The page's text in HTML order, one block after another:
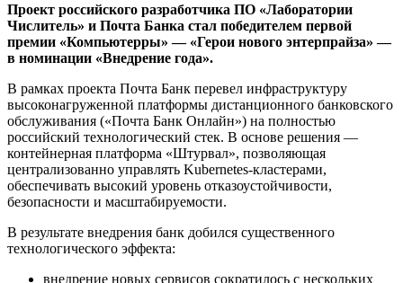
Проект российского разработчика ПО «Лаборатории
Числитель» и Почта Банка стал победителем первой
премии «Компьютерры» — «Герои нового энтерпрайза» —
в номинации «Внедрение года».
В рамках проекта Почта Банк перевел инфраструктуру
высоконагруженной платформы дистанционного банковского
обслуживания («Почта Банк Онлайн») на полностью
российский технологический стек. В основе решения —
контейнерная платформа «Штурвал», позволяющая
централизованно управлять Kubernetes-кластерами,
обеспечивать высокий уровень отказоустойчивости,
безопасности и масштабируемости.
В результате внедрения банк добился существенного
технологического эффекта:
внедрение новых сервисов сократилось с нескольких